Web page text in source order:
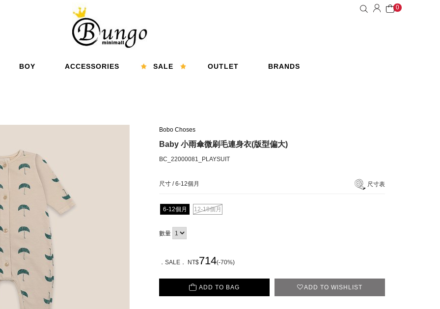
0
BOY
ACCESSORIES
SALE
OUTLET
BRANDS
Bobo Choses
Baby 小雨傘微刷毛連身衣(版型偏大)
BC_22000081_PLAYSUIT
尺寸 /6-12個月 尺寸表
6-12個月 12-18個月
數量
．SALE． NT$714(-70%)
ADD TO BAG ADD TO WISHLIST